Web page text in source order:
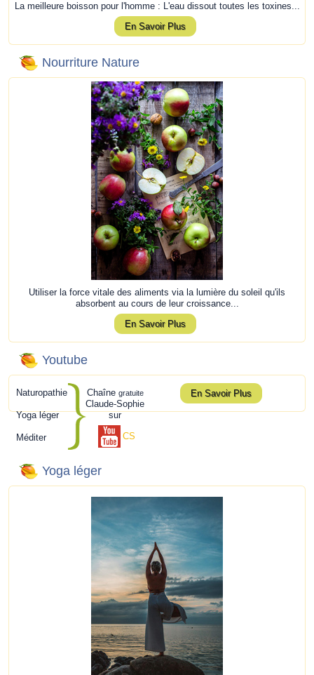
La meilleure boisson pour l'homme : L'eau dissout toutes les toxines...
En Savoir Plus
Nourriture Nature
Utiliser la force vitale des aliments via la lumière du soleil qu'ils
absorbent au cours de leur croissance...
En Savoir Plus
Youtube
Naturopathie
Yoga léger
Méditer
Chaîne gratuite
Claude-Sophie
sur
CS
En Savoir Plus
Yoga léger